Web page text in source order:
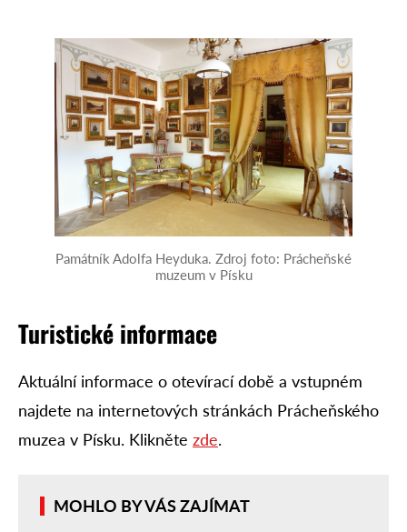
Památník Adolfa Heyduka. Zdroj foto: Prácheňské
muzeum v Písku
Turistické informace
Aktuální informace o otevírací době a vstupném
najdete na internetových stránkách Prácheňského
muzea v Písku. Klikněte zde.
MOHLO BY VÁS ZAJÍMAT